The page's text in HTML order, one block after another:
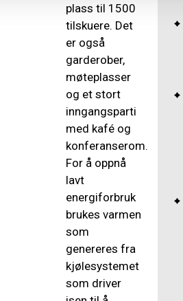
plass til 1500
tilskuere. Det
er også
garderober,
møteplasser
og et stort
inngangsparti
med kafé og
konferanserom.
For å oppnå
lavt
energiforbruk
brukes varmen
som
genereres fra
kjølesystemet
som driver